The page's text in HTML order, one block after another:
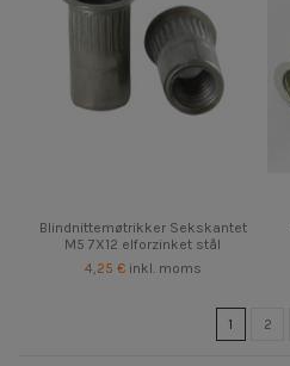
Blindnittemøtrikker Sekskantet
M5 7X12 elforzinket stål
4,25 € inkl. moms
1 2